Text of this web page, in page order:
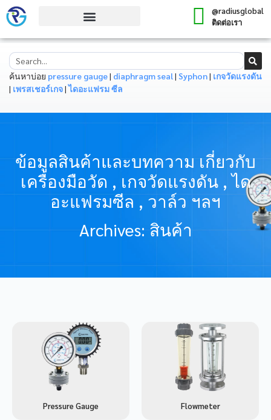
@radiusglobal
ติดต่อเรา
ค้นหาบ่อย pressure gauge| diaphragm seal| Syphon| เกจวัดแรงดัน
| เพรสเชอร์เกจ|ไดอะแฟรม ซีล
ข้อมูลสินค้าและบทความ เกี่ยวกับ
เครื่องมือวัด , เกจวัดแรงดัน , ได
อะแฟรมซีล , วาล์ว ฯลฯ
Archives: สินค้า
Pressure Gauge Flowmeter